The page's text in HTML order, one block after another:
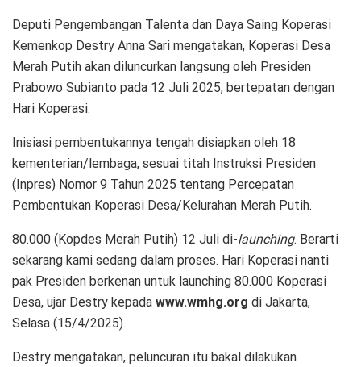
Deputi Pengembangan Talenta dan Daya Saing Koperasi
Kemenkop Destry Anna Sari mengatakan, Koperasi Desa
Merah Putih akan diluncurkan langsung oleh Presiden
Prabowo Subianto pada 12 Juli 2025, bertepatan dengan
Hari Koperasi.
Inisiasi pembentukannya tengah disiapkan oleh 18
kementerian/lembaga, sesuai titah Instruksi Presiden
(Inpres) Nomor 9 Tahun 2025 tentang Percepatan
Pembentukan Koperasi Desa/Kelurahan Merah Putih.
80.000 (Kopdes Merah Putih) 12 Juli di-launching. Berarti
sekarang kami sedang dalam proses. Hari Koperasi nanti
pak Presiden berkenan untuk launching 80.000 Koperasi
Desa, ujar Destry kepada www.wmhg.org di Jakarta,
Selasa (15/4/2025).
Destry mengatakan, peluncuran itu bakal dilakukan